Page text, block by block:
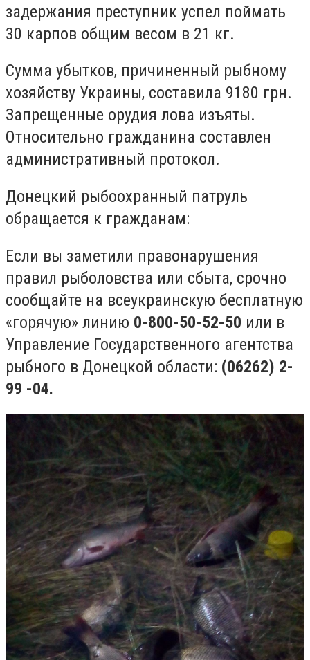
задержания преступник успел поймать
30 карпов общим весом в 21 кг.
Сумма убытков, причиненный рыбному
хозяйству Украины, составила 9180 грн.
Запрещенные орудия лова изъяты.
Относительно гражданина составлен
административный протокол.
Донецкий рыбоохранный патруль
обращается к гражданам:
Если вы заметили правонарушения
правил рыболовства или сбыта, срочно
сообщайте на всеукраинскую бесплатную
«горячую» линию 0-800-50-52-50 или в
Управление Государственного агентства
рыбного в Донецкой области: (06262) 2-
99 -04.